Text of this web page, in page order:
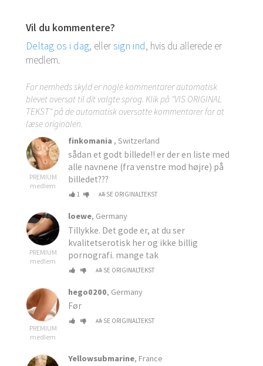
Vil du kommentere?
Deltag os i dag, ellersign ind, hvis du allerede er
medlem.
For nemheds skyld er nogle kommentarer automatisk
blevet oversat til dit valgte sprog. Klik på "VIS ORIGINAL
TEKST" på de automatisk oversatte kommentarer for at
læse originalen.
PREMIUM
medlem
finkomania , Switzerland
sådan et godt billede!! er der en liste med
alle navnene (fra venstre mod højre) på
billedet???
1 SE ORIGINALTEKST
PREMIUM
medlem
loewe, Germany
Tillykke. Det gode er, at du ser
kvalitetserotisk her og ikke billig
pornografi. mange tak
SE ORIGINALTEKST
PREMIUM
medlem
hego0200, Germany
Før
SE ORIGINALTEKST
Yellowsubmarine, France